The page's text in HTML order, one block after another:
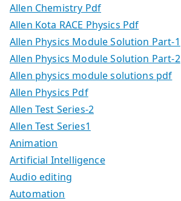
Allen Chemistry Pdf
Allen Kota RACE Physics Pdf
Allen Physics Module Solution Part-1
Allen Physics Module Solution Part-2
Allen physics module solutions pdf
Allen Physics Pdf
Allen Test Series-2
Allen Test Series1
Animation
Artificial Intelligence
Audio editing
Automation